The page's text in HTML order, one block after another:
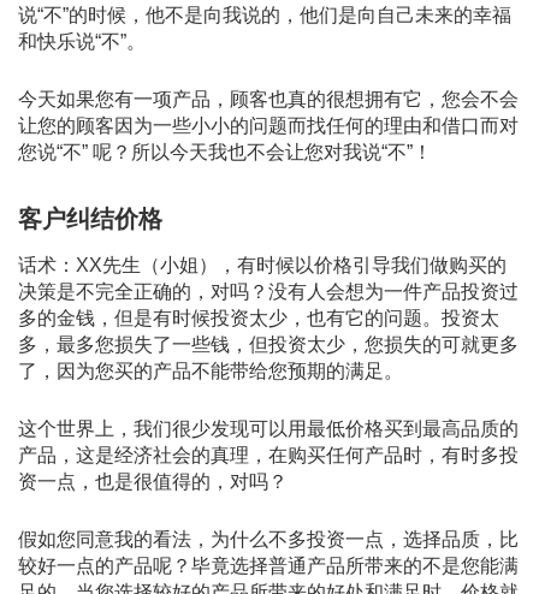
说“不”的时候，他不是向我说的，他们是向自己未来的幸福
和快乐说“不”。
今天如果您有一项产品，顾客也真的很想拥有它，您会不会
让您的顾客因为一些小小的问题而找任何的理由和借口而对
您说“不” 呢？所以今天我也不会让您对我说“不”！
客户纠结价格
话术：XX先生（小姐），有时候以价格引导我们做购买的
决策是不完全正确的，对吗？没有人会想为一件产品投资过
多的金钱，但是有时候投资太少，也有它的问题。投资太
多，最多您损失了一些钱，但投资太少，您损失的可就更多
了，因为您买的产品不能带给您预期的满足。
这个世界上，我们很少发现可以用最低价格买到最高品质的
产品，这是经济社会的真理，在购买任何产品时，有时多投
资一点，也是很值得的，对吗？
假如您同意我的看法，为什么不多投资一点，选择品质，比
较好一点的产品呢？毕竟选择普通产品所带来的不是您能满